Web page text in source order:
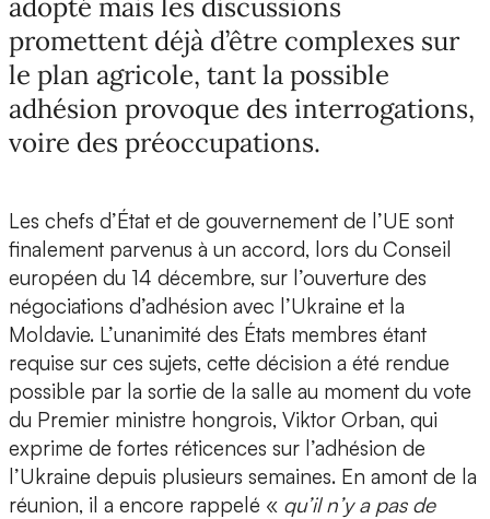
adopté mais les discussions
promettent déjà d’être complexes sur
le plan agricole, tant la possible
adhésion provoque des interrogations,
voire des préoccupations.
Les chefs d’État et de gouvernement de l’UE sont
finalement parvenus à un accord, lors du Conseil
européen du 14 décembre, sur l’ouverture des
négociations d’adhésion avec l’Ukraine et la
Moldavie. L’unanimité des États membres étant
requise sur ces sujets, cette décision a été rendue
possible par la sortie de la salle au moment du vote
du Premier ministre hongrois, Viktor Orban, qui
exprime de fortes réticences sur l’adhésion de
l’Ukraine depuis plusieurs semaines. En amont de la
réunion, il a encore rappelé « qu’il n’y a pas de